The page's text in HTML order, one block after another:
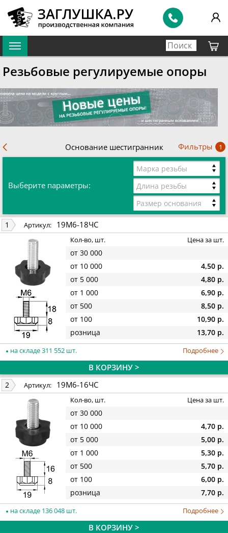
Резьбовые регулируемые опоры
Основание шестигранник Фильтры 1
Выберите параметры:
Марка резьбы
Длина резьбы
Размер основания
1 Артикул: 19М6-18ЧС
Кол-во, шт. Цена за шт.
от 30 000
от 10 000
4,50 р.
от 5 000
4,80 р.
от 1 000
6,90 р.
от 500
8,50 р.
от 100
10,90 р.
розница
13,70 р.
на складе 311 552 шт. Подробнее
В КОРЗИНУ >
2 Артикул: 19М6-16ЧС
Кол-во, шт. Цена за шт.
от 30 000
от 10 000
4,70 р.
от 5 000
5,00 р.
от 1 000
5,30 р.
от 500
5,70 р.
от 100
6,00 р.
розница
7,70 р.
на складе 136 048 шт. Подробнее
В КОРЗИНУ >